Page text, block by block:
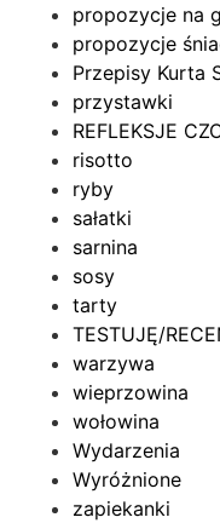
propozycje na
propozycje
Przepisy Kurta
przystawki
REFLEKSJE
risotto
ryby
sałatki
sarnina
sosy
tarty
TESTUJĘ/
warzywa
wieprzowina
wołowina
Wydarzenia
Wyróżnione
zapiekanki